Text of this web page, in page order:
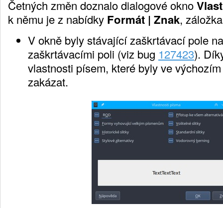
Četných změn doznalo dialogové okno
k němu je z nabídky Formát | Znak,
V okně byly stávající zaškrtávací pole
zaškrtávacími poli (viz bug 127423).
vlastnosti písem, které byly ve
zakázat.